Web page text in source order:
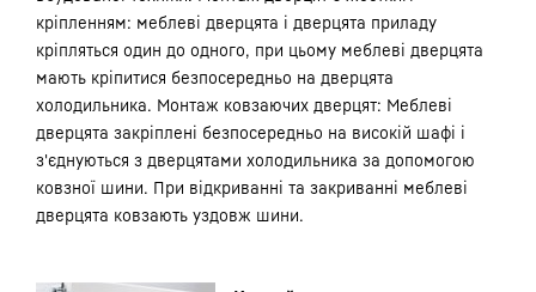
кріпленням: меблеві дверцята і дверцята приладу
кріпляться один до одного, при цьому меблеві дверцята
мають кріпитися безпосередньо на дверцята
холодильника. Монтаж ковзаючих дверцят: Меблеві
дверцята закріплені безпосередньо на високій шафі і
з'єднуються з дверцятами холодильника за допомогою
ковзної шини. При відкриванні та закриванні меблеві
дверцята ковзають уздовж шини.